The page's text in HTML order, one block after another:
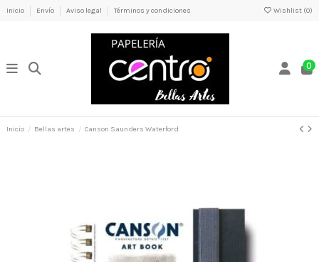
Inicio Envío Aviso legal Términos y condiciones Wishlist (0)
0
Inicio Bellas artes Canson Saunders Waterford